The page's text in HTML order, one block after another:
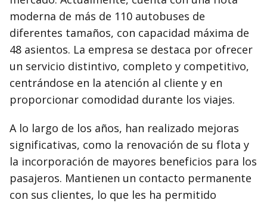
moderna de más de 110 autobuses de
diferentes tamaños, con capacidad máxima de
48 asientos. La empresa se destaca por ofrecer
un servicio distintivo, completo y competitivo,
centrándose en la atención al cliente y en
proporcionar comodidad durante los viajes.
A lo largo de los años, han realizado mejoras
significativas, como la renovación de su flota y
la incorporación de mayores beneficios para los
pasajeros. Mantienen un contacto permanente
con sus clientes, lo que les ha permitido